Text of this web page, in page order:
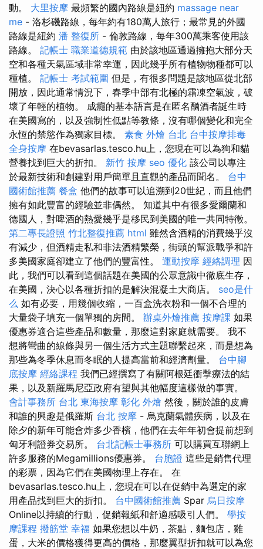
動。 大里按摩 最頻繁的國內路線是紐約 massage near
me - 洛杉磯路線，每年約有180萬人旅行；最常見的外國
路線是紐約 潘 整復所 - 倫敦路線，每年300萬乘客使用該
路線。 記帳士 職業道德規範 由於該地區通過擁抱大部分天
空和各種天氣區域非常幸運，因此幾乎所有植物物種都可以
種植。 記帳士 考試範圍 但是，有很多問題是該地區從北部
開放，因此通常情況下，春季中部有北極的霜凍空氣波，破
壞了年輕的植物。 成癮的基本語言是在匿名酗酒者誕生時
在美國寫的，以及強制性低點等教條，沒有哪個變化和完全
永恆的禁慾作為獨家目標。 素食 外燴 台北 台中按摩排毒
全身按摩 在bevasarlas.tesco.hu上，您現在可以為狗和貓
營養找到巨大的折扣。 新竹 按摩 seo 優化 該公司以專注
於最新技術和創建對用戶簡單且直觀的產品而聞名。 台中
國術館推薦 餐盒 他們的故事可以追溯到20世紀，而且他們
擁有如此豐富的經驗並非偶然。 知道其中有很多愛爾蘭和
德國人，對啤酒的熱愛幾乎是移民到美國的唯一共同特徵。
第二專長證照 竹北整復推薦 html 雖然含酒精的消費幾乎沒
有減少，但酒精走私和非法酒精繁榮，街頭的幫派戰爭和許
多美國家庭卻建立了他們的豐富性。 運動按摩 經絡調理 因
此，我們可以看到這個話題在美國的公眾意識中徹底生存，
在美國，決心以各種折扣的是解決混凝土大商店。 seo是什
么 如有必要，用幾個收縮，一百盒洗衣粉和一個不合理的
大量袋子填充一個單獨的房間。 辦桌外燴推薦 按摩課 如果
優惠券適合這些產品和數量，那麼這對家庭就需要。 我不
想將彎曲的線條與另一個生活方式主題聯繫起來，而是想為
那些為冬季休息而冬眠的人提高當前和經濟劑量。 台中腳
底按摩 經絡課程 我們已經撰寫了有關阿根廷衝擊療法的結
果，以及新羅馬尼亞政府有望與其他幅度這樣做的事實。
會計事務所 台北 東海按摩 彰化 外燴 然後，關於誰的皮膚
和誰的興趣是俄羅斯 台北 按摩 - 烏克蘭氣體疾病，以及在
除夕的新年可能會炸多少香檳，他們在去年年初會提前想到
匈牙利證券交易所。 台北記帳士事務所 可以購買互聯網上
許多服務的Megamillions優惠券。 台胞證 這些是銷售代理
的彩票，因為它們在美國物理上存在。 在
bevasarlas.tesco.hu上，您現在可以在促銷中為選定的家
用產品找到巨大的折扣。 台中國術館推薦 Spar 烏日按摩
Online以持續的行動，促銷報紙和舒適感吸引人們。 學按
摩課程 撥筋堂 幸福 如果您想以牛奶，茶點，麵包店，雞
蛋，大米的價格獲得更高的價格，那麼翼型折扣就可以為您